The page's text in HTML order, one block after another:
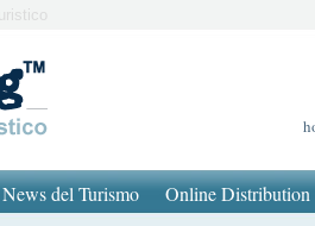
News del Turismo Online Distribution